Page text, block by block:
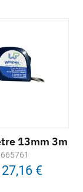
13mm 3m
27,16 €